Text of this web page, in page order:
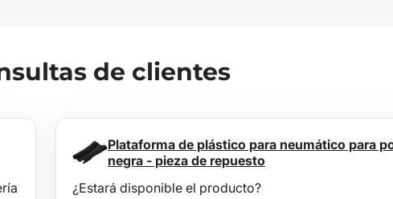
de clientes
Plataforma de plástico para neumático para
negra - pieza de repuesto
¿Estará disponible el producto?